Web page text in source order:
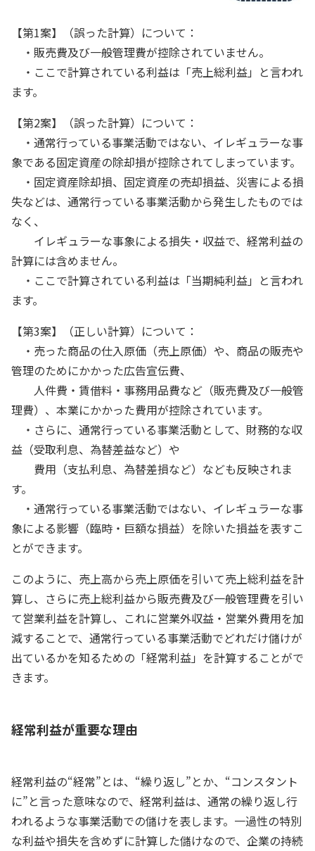
【第1案】（誤った計算）について：
・販売費及び一般管理費が控除されていません。
・ここで計算されている利益は「売上総利益」と言われ
ます。
【第2案】（誤った計算）について：
・通常行っている事業活動ではない、イレギュラーな事
象である固定資産の除却損が控除されてしまっています。
・固定資産除却損、固定資産の売却損益、災害による損
失などは、通常行っている事業活動から発生したものでは
なく、
イレギュラーな事象による損失・収益で、経常利益の
計算には含めません。
・ここで計算されている利益は「当期純利益」と言われ
ます。
【第3案】（正しい計算）について：
・売った商品の仕入原価（売上原価）や、商品の販売や
管理のためにかかった広告宣伝費、
人件費・賃借料・事務用品費など（販売費及び一般管
理費）、本業にかかった費用が控除されています。
・さらに、通常行っている事業活動として、財務的な収
益（受取利息、為替差益など）や
費用（支払利息、為替差損など）なども反映されま
す。
・通常行っている事業活動ではない、イレギュラーな事
象による影響（臨時・巨額な損益）を除いた損益を表すこ
とができます。
このように、売上高から売上原価を引いて売上総利益を計
算し、さらに売上総利益から販売費及び一般管理費を引い
て営業利益を計算し、これに営業外収益・営業外費用を加
減することで、通常行っている事業活動でどれだけ儲けが
出ているかを知るための「経常利益」を計算することがで
きます。
経常利益が重要な理由
経常利益の“経常”とは、“繰り返し”とか、“コンスタント
に”と言った意味なので、経常利益は、通常の繰り返し行
われるような事業活動での儲けを表します。一過性の特別
な利益や損失を含めずに計算した儲けなので、企業の持続